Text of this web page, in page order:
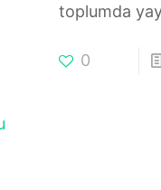
toplumda
0